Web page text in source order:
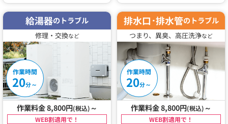
給湯器のトラブル
修理・交換など
作業時間
20分～
作業料金 8,800円(税込) ～
WEB割適用で！
排水口･排水管のトラブル
つまり、異臭、高圧洗浄など
作業時間
20分～
作業料金 8,800円(税込) ～
WEB割適用で！